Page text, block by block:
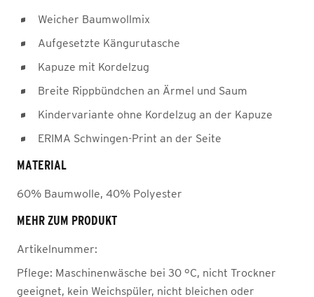
Weicher Baumwollmix
Aufgesetzte Kängurutasche
Kapuze mit Kordelzug
Breite Rippbündchen an Ärmel und Saum
Kindervariante ohne Kordelzug an der Kapuze
ERIMA Schwingen-Print an der Seite
MATERIAL
60% Baumwolle, 40% Polyester
MEHR ZUM PRODUKT
Artikelnummer:
Pflege: Maschinenwäsche bei 30 °C, nicht Trockner
geeignet, kein Weichspüler, nicht bleichen oder